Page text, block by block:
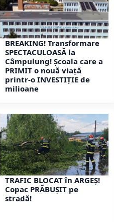
BREAKING! Transformare
SPECTACULOASĂ la
Câmpulung! Școala care a
PRIMIT o nouă viață
printr-o INVESTIȚIE de
milioane
TRAFIC BLOCAT în ARGEȘ!
Copac PRĂBUȘIT pe
stradă!